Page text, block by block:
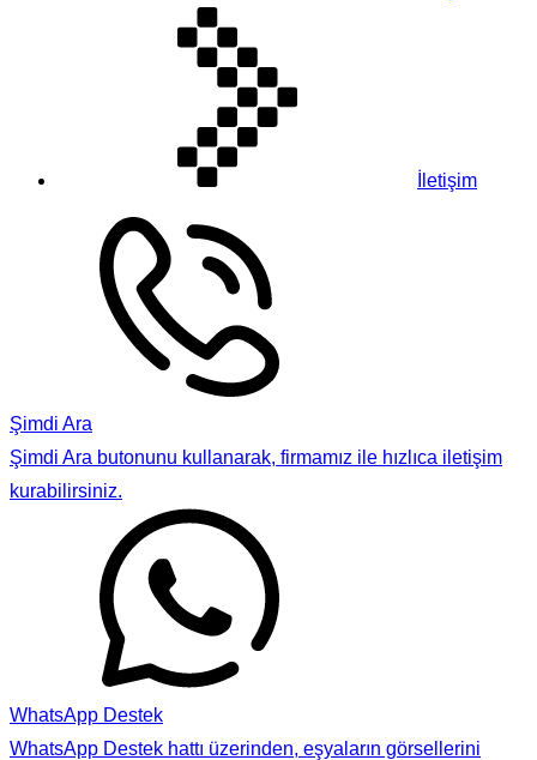
İletişim
Şimdi Ara
Şimdi Ara butonunu kullanarak, firmamız ile hızlıca iletişim
kurabilirsiniz.
WhatsApp Destek
WhatsApp Destek hattı üzerinden, eşyaların görsellerini